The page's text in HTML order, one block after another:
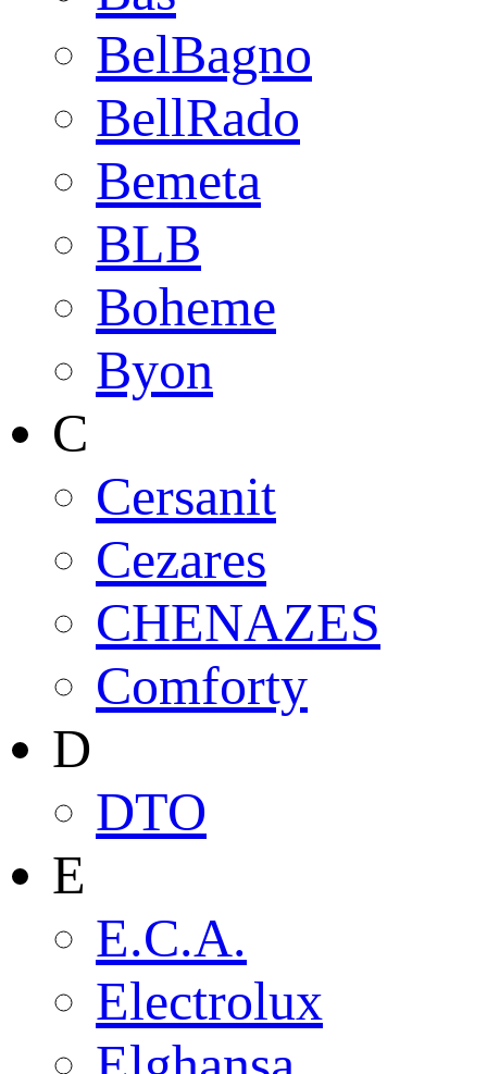
BelBagno
BellRado
Bemeta
BLB
Boheme
Byon
C
Cersanit
Cezares
CHENAZES
Comforty
D
DTO
E
E.C.A.
Electrolux